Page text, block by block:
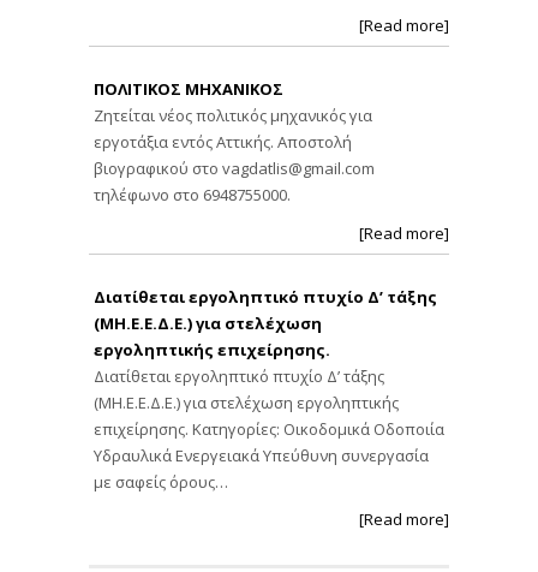
[Read more]
ΠΟΛΙΤΙΚΟΣ ΜΗΧΑΝΙΚΟΣ
Ζητείται νέος πολιτικός μηχανικός για
εργοτάξια εντός Αττικής. Αποστολή
βιογραφικού στο vagdatlis@gmail.com
τηλέφωνο στο 6948755000.
[Read more]
Διατίθεται εργοληπτικό πτυχίο Δ’ τάξης
(ΜΗ.Ε.Ε.Δ.Ε.) για στελέχωση
εργοληπτικής επιχείρησης.
Διατίθεται εργοληπτικό πτυχίο Δ’ τάξης
(ΜΗ.Ε.Ε.Δ.Ε.) για στελέχωση εργοληπτικής
επιχείρησης. Κατηγορίες: Οικοδομικά Οδοποιία
Υδραυλικά Ενεργειακά Υπεύθυνη συνεργασία
με σαφείς όρους…
[Read more]